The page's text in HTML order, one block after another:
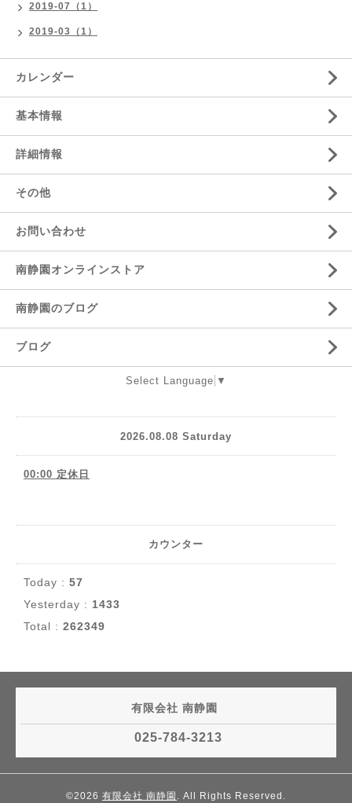
2019-07（1）
2019-03（1）
カレンダー
基本情報
詳細情報
その他
お問い合わせ
南静園オンラインストア
南静園のブログ
ブログ
Select Language ▼
2026.08.08 Saturday
00:00 定休日
カウンター
Today : 57
Yesterday : 1433
Total : 262349
有限会社 南静園
025-784-3213
©2026 有限会社 南静園 . All Rights Reserved.